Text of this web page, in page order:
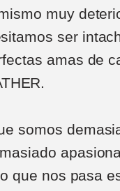
muy
ser
amas de
somos
que nos pasa